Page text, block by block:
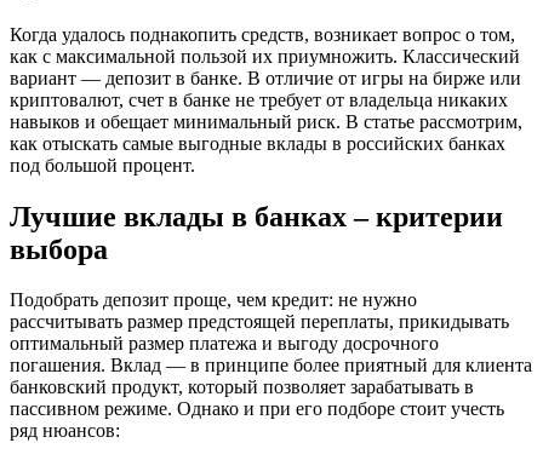
Когда удалось поднакопить средств, возникает вопрос о том,
как с максимальной пользой их приумножить. Классический
вариант — депозит в банке. В отличие от игры на бирже или
криптовалют, счет в банке не требует от владельца никаких
навыков и обещает минимальный риск. В статье рассмотрим,
как отыскать самые выгодные вклады в российских банках
под большой процент.
Лучшие вклады в банках – критерии
выбора
Подобрать депозит проще, чем кредит: не нужно
рассчитывать размер предстоящей переплаты, прикидывать
оптимальный размер платежа и выгоду досрочного
погашения. Вклад — в принципе более приятный для клиента
банковский продукт, который позволяет зарабатывать в
пассивном режиме. Однако и при его подборе стоит учесть
ряд нюансов: